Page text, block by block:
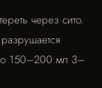
через сито.
150–200 мл 3–